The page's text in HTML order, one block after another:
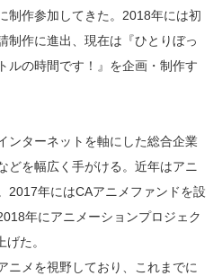
制作参加してきた。2018年には初
制作に進出、現在は『ひとりぼっ
ルの時間です！』を企画・制作す
ターネットを軸にした総合企業
どを幅広く手がける。近年はアニ
2017年にはCAアニメファンドを設
年にアニメーションプロジェク
た。
メを視野しており、これまでに